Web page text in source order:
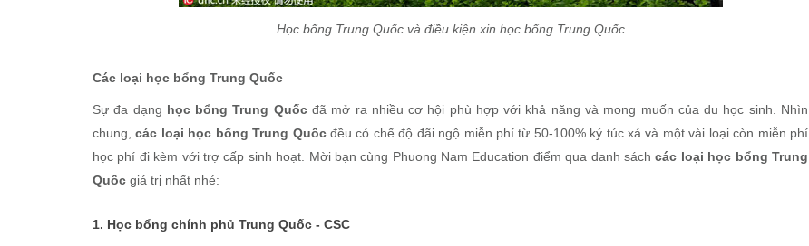
Học bổng Trung Quốc và điều kiện xin học bổng Trung Quốc
Các loại học bổng Trung Quốc
Sự đa dạng học bổng Trung Quốcđã mở ra nhiều cơ hội phù hợp với khả năng và mong muốn của du học sinh. Nhìn
chung,các loại học bổng Trung Quốcđều có chế độ đãi ngộ miễn phí từ 50-100% ký túc xá và một vài loại còn miễn phí
học phí đi kèm với trợ cấp sinh hoạt. Mời bạn cùng Phuong Nam Education điểm qua danh sáchcác loại học bổng Trung
Quốc giá trị nhất nhé:
1. Học bổng chính phủ Trung Quốc - CSC